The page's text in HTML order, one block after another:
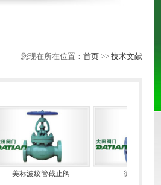
您现在所在位置： 首页 >> 技术文献
德标截止阀